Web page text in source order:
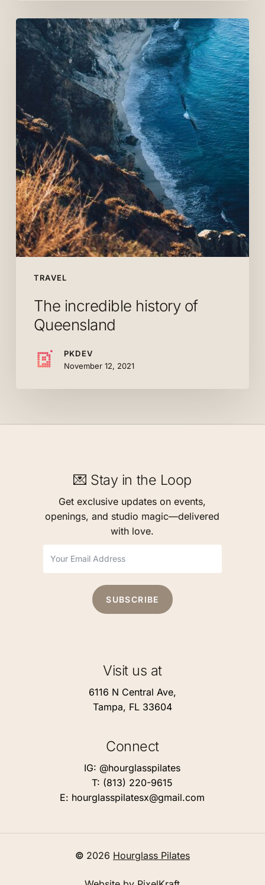
TRAVEL
The
incredible
history
Queensland
The incredible history of
Queensland
PKDEV
November 12, 2021
💌 Stay in the Loop
Get exclusive updates on events,
openings, and studio magic—delivered
with love.
SUBSCRIBE
Visit us at
6116 N Central Ave,
Tampa, FL 33604
Connect
IG: @hourglasspilates
T: (813) 220-9615
E: hourglasspilatesx@gmail.com
© 2026 Hourglass Pilates